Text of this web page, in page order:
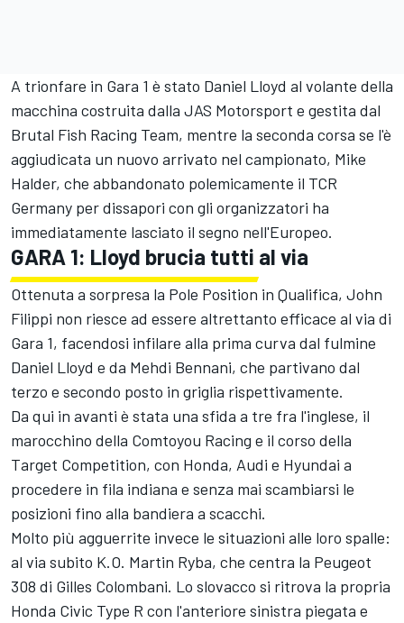
A trionfare in Gara 1 è stato Daniel Lloyd al volante della
macchina costruita dalla JAS Motorsport e gestita dal
Brutal Fish Racing Team, mentre la seconda corsa se l'è
aggiudicata un nuovo arrivato nel campionato, Mike
Halder, che abbandonato polemicamente il TCR
Germany per dissapori con gli organizzatori ha
immediatamente lasciato il segno nell'Europeo.
GARA 1: Lloyd brucia tutti al via
Ottenuta a sorpresa la Pole Position in Qualifica, John
Filippi non riesce ad essere altrettanto efficace al via di
Gara 1, facendosi infilare alla prima curva dal fulmine
Daniel Lloyd e da Mehdi Bennani, che partivano dal
terzo e secondo posto in griglia rispettivamente.
Da qui in avanti è stata una sfida a tre fra l'inglese, il
marocchino della Comtoyou Racing e il corso della
Target Competition, con Honda, Audi e Hyundai a
procedere in fila indiana e senza mai scambiarsi le
posizioni fino alla bandiera a scacchi.
Molto più agguerrite invece le situazioni alle loro spalle:
al via subito K.O. Martin Ryba, che centra la Peugeot
308 di Gilles Colombani. Lo slovacco si ritrova la propria
Honda Civic Type R con l'anteriore sinistra piegata e